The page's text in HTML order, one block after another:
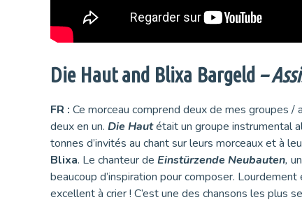
Die Haut and Blixa Bargeld –
FR : Ce morceau comprend deux de mes groupes /
deux en un. Die Hautétait un groupe instrumental
tonnes d’invités au chant sur leurs morceaux et à
Blixa. Le chanteur de Einstürzende Neubauten,
beaucoup d’inspiration pour composer.
excellent à crier ! C’est une des chansons les plus